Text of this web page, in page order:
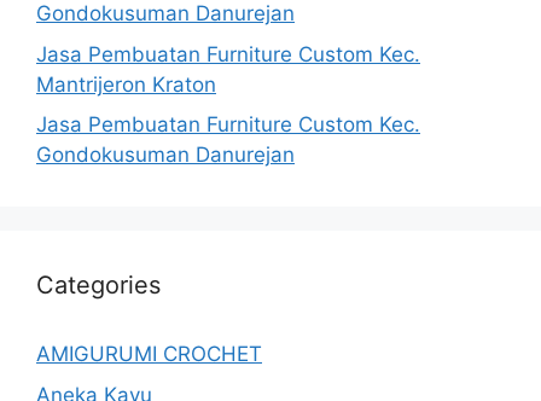
Gondokusuman Danurejan
Jasa Pembuatan Furniture Custom Kec.
Mantrijeron Kraton
Jasa Pembuatan Furniture Custom Kec.
Gondokusuman Danurejan
Categories
AMIGURUMI CROCHET
Aneka Kayu